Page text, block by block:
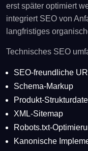
erst später optimiert
integriert SEO von
langfristiges
Technisches SEO
SEO-freundliche
Schema-Markup
Produkt-
XML-Sitemap
Robots.txt-
Kanonische